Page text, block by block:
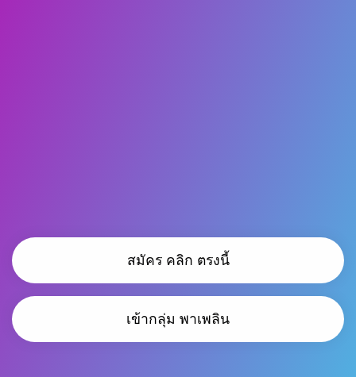
สมัคร คลิก ตรงนี้
เข้ากลุ่ม พาเพลิน